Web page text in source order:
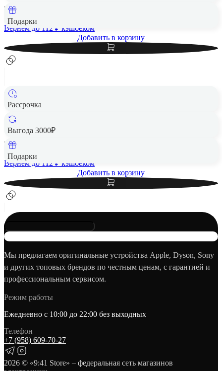
Подарки
5 580 ₽
Вернем до 112 ₽ кэшбеком
Добавить в корзину
Рассрочка
Выгода 3000₽
Подарки
Чехол защитный VLP Moon Case с MagSafe для Samsung
5 580 ₽
Вернем до 112 ₽ кэшбеком
Добавить в корзину
Мы предлагаем оригинальные устройства Apple, Dyson, Sony
и других топовых брендов по честным ценам, с гарантией и
профессиональным сервисом.
Режим работы
Ежедневно с 10:00 до 22:00 без выходных
Телефон
+7 (958) 609‑70‑27
2026 © «9:41 Store» – федеральная сеть магазинов